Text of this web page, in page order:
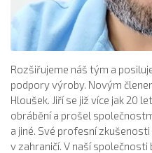
Rozšiřujeme náš tým a
podpory výroby. Novým
Hloušek. Jiří se již více jak 20
obrábění a prošel
a jiné. Své profesní zkušenosti
v zahraničí. V naší